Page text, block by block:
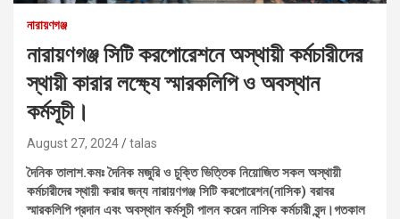
নারায়ণগঞ্জ
নারায়ণগঞ্জ সিটি করপোরেশনে অস্থায়ী কর্মচারীদের
স্থায়ী কারার লক্ষ্যে স্মারকলিপি ও অবস্থান
কর্মসূচী।
August 27, 2024 talas
দৈনিক তালাশ.কমঃ দৈনিক মজুরি ও চুক্তি ভিত্তিক নিয়োজিত সকল অস্থায়ী
কর্মচারীদের স্থায়ী করার জন্য নারায়ণগঞ্জ সিটি করপোরেশন(নাসিক) বরাবর
স্মারকলিপি প্রদান এবং অবস্থান কর্মসূচী পালন করেন নাসিক কর্মচারী বৃন্দ।গতকাল